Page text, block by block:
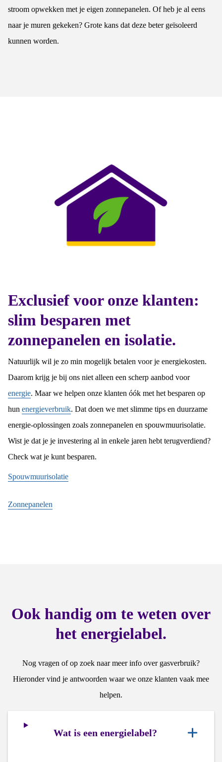
stroom opwekken met je eigen zonnepanelen. Of heb je al eens
naar je muren gekeken? Grote kans dat deze beter geïsoleerd
kunnen worden.
Exclusief voor onze klanten:
slim besparen met
zonnepanelen en isolatie.
Natuurlijk wil je zo min mogelijk betalen voor je energiekosten.
Daarom krijg je bij ons niet alleen een scherp aanbod voor
energie. Maar we helpen onze klanten óók met het besparen op
hun energieverbruik. Dat doen we met slimme tips en duurzame
energie-oplossingen zoals zonnepanelen en spouwmuurisolatie.
Wist je dat je je investering al in enkele jaren hebt terugverdiend?
Check wat je kunt besparen.
Spouwmuurisolatie
Zonnepanelen
Ook handig om te weten over
het energielabel.
Nog vragen of op zoek naar meer info over gasverbruik?
Hieronder vind je antwoorden waar we onze klanten vaak mee
helpen.
Wat is een energielabel?